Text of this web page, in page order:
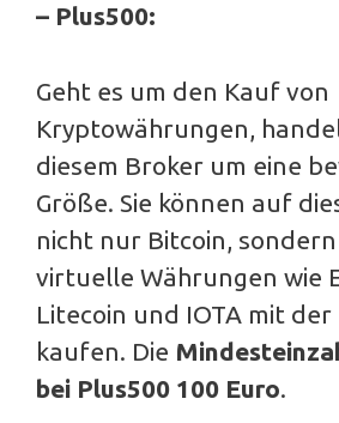
– Plus500:
Geht es um den Kauf von
Kryptowährungen,
diesem Broker um eine
Größe. Sie können auf
nicht nur Bitcoin,
virtuelle Währungen wie
Litecoin und IOTA mit
kaufen. Die
bei Plus500 100 Euro.